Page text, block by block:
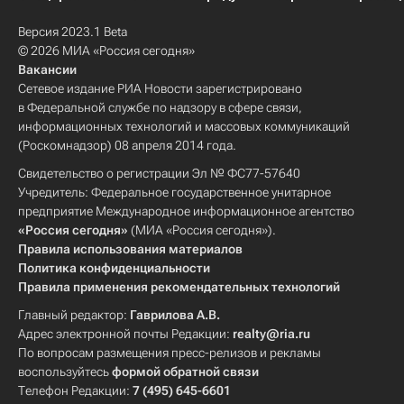
Версия 2023.1 Beta
© 2026 МИА «Россия сегодня»
Вакансии
Сетевое издание РИА Новости зарегистрировано
в Федеральной службе по надзору в сфере связи,
информационных технологий и массовых коммуникаций
(Роскомнадзор) 08 апреля 2014 года.
Свидетельство о регистрации Эл № ФС77-57640
Учредитель: Федеральное государственное унитарное
предприятие Международное информационное агентство
«Россия сегодня» (МИА «Россия сегодня»).
Правила использования материалов
Политика конфиденциальности
Правила применения рекомендательных технологий
Главный редактор: Гаврилова А.В.
Адрес электронной почты Редакции: realty@ria.ru
По вопросам размещения пресс-релизов и рекламы
воспользуйтесьформой обратной связи
Телефон Редакции: 7 (495) 645-6601